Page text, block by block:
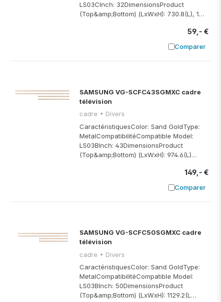
LS03CInch: 32DimensionsProduct
(Top&amp;Bottom) (LxWxH): 730.8(L), 1…
59,- €
Comparer
Ajouter à
SAMSUNG VG-SCFC43SGMXC cadre
télévision
cadre • Divers
CaractéristiquesColor: Sand GoldType:
MetalCompatibilitéCompatible Model:
LS03BInch: 43DimensionsProduct
(Top&amp;Bottom) (LxWxH): 974.6(L)…
149,- €
Comparer
Ajouter à
SAMSUNG VG-SCFC50SGMXC cadre
télévision
cadre • Divers
CaractéristiquesColor: Sand GoldType:
MetalCompatibilitéCompatible Model:
LS03BInch: 50DimensionsProduct
(Top&amp;Bottom) (LxWxH): 1129.2(L…